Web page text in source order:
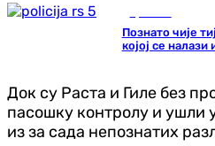
Познато чије
којој се налази
Док су Раста и Гиле без
пасошку контролу и ушли
из за сада непознатих